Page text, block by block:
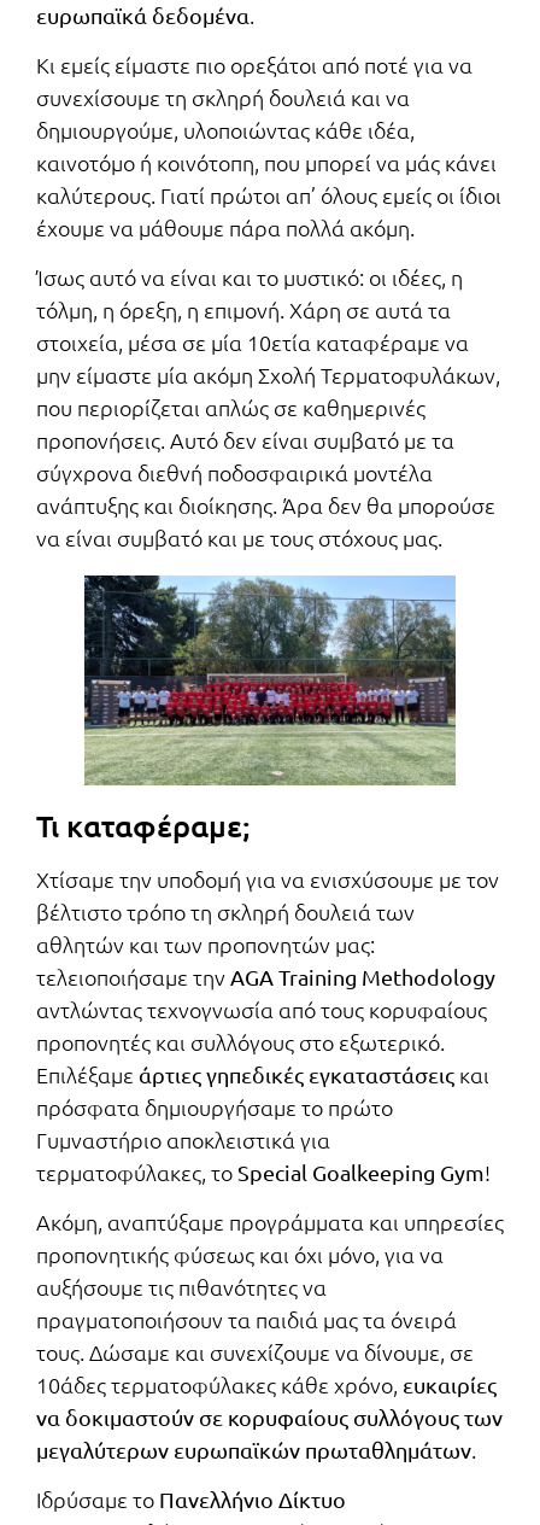
ευρωπαϊκά δεδομένα
Κι εμείς είμαστε πιο ορεξάτοι από ποτέ για να
συνεχίσουμε τη σκληρή δουλειά και να
δημιουργούμε, υλοποιώντας κάθε ιδέα,
καινοτόμο ή κοινότοπη, που μπορεί να μάς κάνει
καλύτερους. Γιατί πρώτοι απ’ όλους εμείς οι ίδιοι
έχουμε να μάθουμε πάρα πολλά ακόμη.
Ίσως αυτό να είναι και το μυστικό: οι ιδέες, η
τόλμη, η όρεξη, η επιμονή. Χάρη σε αυτά τα
στοιχεία, μέσα σε μία 10ετία καταφέραμε να
μην είμαστε μία ακόμη Σχολή Τερματοφυλάκων,
που περιορίζεται απλώς σε καθημερινές
προπονήσεις. Αυτό δεν είναι συμβατό με τα
σύγχρονα διεθνή ποδοσφαιρικά μοντέλα
ανάπτυξης και διοίκησης. Άρα δεν θα μπορούσε
να είναι συμβατό και με τους στόχους μας.
Τι καταφέραμε;
Χτίσαμε την υποδομή για να ενισχύσουμε με τον
βέλτιστο τρόπο τη σκληρή δουλειά των
αθλητών και των προπονητών μας:
τελειοποιήσαμε την AGA Training Methodology
αντλώντας τεχνογνωσία από τους κορυφαίους
προπονητές και συλλόγους στο εξωτερικό.
Επιλέξαμε άρτιες γηπεδικές εγκαταστάσεις και
πρόσφατα δημιουργήσαμε το πρώτο
Γυμναστήριο αποκλειστικά για
τερματοφύλακες, το Special Goalkeeping Gym!
Ακόμη, αναπτύξαμε προγράμματα και υπηρεσίες
προπονητικής φύσεως και όχι μόνο, για να
αυξήσουμε τις πιθανότητες να
πραγματοποιήσουν τα παιδιά μας τα όνειρά
τους. Δώσαμε και συνεχίζουμε να δίνουμε, σε
10άδες τερματοφύλακες κάθε χρόνο, ευκαιρίες
να δοκιμαστούν σε κορυφαίους συλλόγους των
μεγαλύτερων ευρωπαϊκών πρωταθλημάτων.
Ιδρύσαμε το Πανελλήνιο Δίκτυο